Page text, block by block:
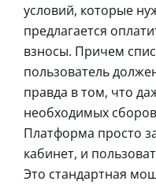
условий, которые
предлагается
взносы. Причем
пользователь
правда в том, что
необходимых
Платформа просто
кабинет, и
Это стандартная